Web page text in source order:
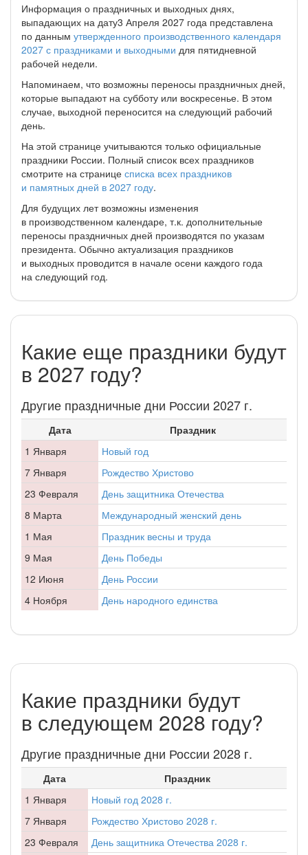
Информация о праздничных и выходных днях,
выпадающих на дату3 Апреля 2027 года представлена
по данным утвержденного производственного календаря
2027 с праздниками и выходными для пятидневной
рабочей недели.
Напоминаем, что возможны переносы праздничных дней,
которые выпадают на субботу или воскресенье. В этом
случае, выходной переносится на следующий рабочий
день.
На этой странице учитываются только официальные
праздники России. Полный список всех праздников
смотрите на странице списка всех праздников
и памятных дней в 2027 году.
Для будущих лет возможны изменения
в производственном календаре, т.к. дополнительные
переносы праздничных дней производятся по указам
президента. Обычно актуализация праздников
и выходных проводится в начале осени каждого года
на следующий год.
Какие еще праздники будут
в 2027 году?
Другие праздничные дни России 2027 г.
Дата
Праздник
1 Января
Новый год
7 Января
Рождество Христово
23 Февраля
День защитника Отечества
8 Марта
Международный женский день
1 Мая
Праздник весны и труда
9 Мая
День Победы
12 Июня
День России
4 Ноября
День народного единства
Какие праздники будут
в следующем 2028 году?
Другие праздничные дни России 2028 г.
Дата
Праздник
1 Января
Новый год 2028 г.
7 Января
Рождество Христово 2028 г.
23 Февраля
День защитника Отечества 2028 г.